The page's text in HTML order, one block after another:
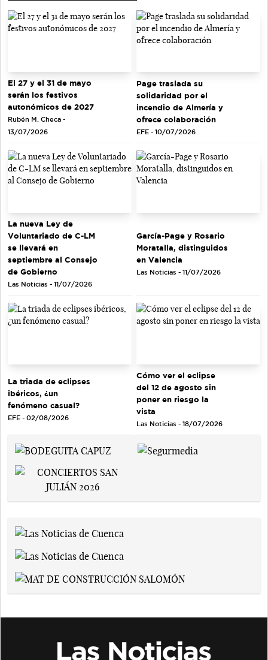
El 27 y el 31 de mayo
serán los festivos
autonómicos de 2027
Rubén M. Checa -
13/07/2026
Page traslada su
solidaridad por el
incendio de Almería y
ofrece colaboración
EFE - 10/07/2026
La nueva Ley de
Voluntariado de C-LM
se llevará en
septiembre al Consejo
de Gobierno
Las Noticias - 11/07/2026
García-Page y Rosario
Moratalla, distinguidos
en Valencia
Las Noticias - 11/07/2026
La triada de eclipses
ibéricos, ¿un
fenómeno casual?
EFE - 02/08/2026
Cómo ver el eclipse
del 12 de agosto sin
poner en riesgo la
vista
Las Noticias - 18/07/2026